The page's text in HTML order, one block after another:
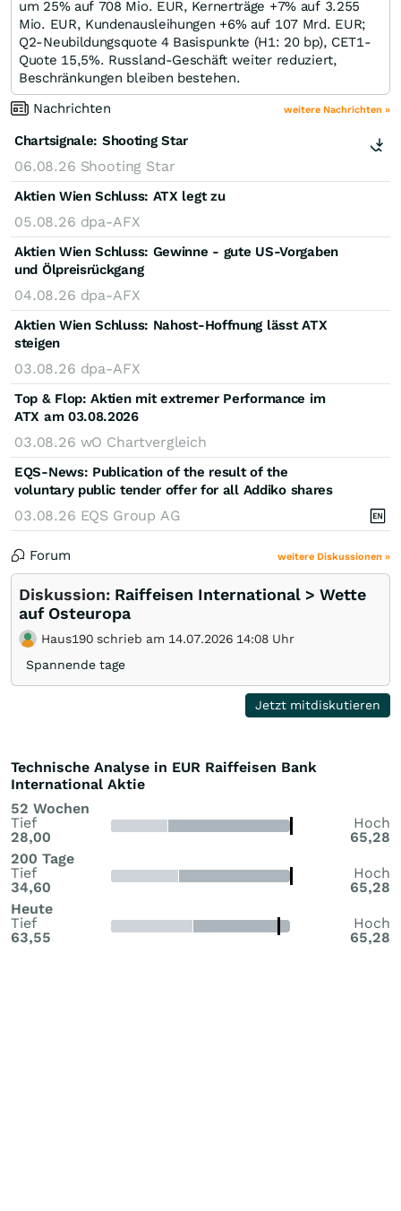
um 25% auf 708 Mio. EUR, Kernerträge +7% auf 3.255
Mio. EUR, Kundenausleihungen +6% auf 107 Mrd. EUR;
Q2-Neubildungsquote 4 Basispunkte (H1: 20 bp), CET1-
Quote 15,5%. Russland-Geschäft weiter reduziert,
Beschränkungen bleiben bestehen.
Nachrichten
weitere Nachrichten »
Chartsignale: Shooting Star
06.08.26 Shooting Star
Aktien Wien Schluss: ATX legt zu
05.08.26 dpa-AFX
Aktien Wien Schluss: Gewinne - gute US-Vorgaben
und Ölpreisrückgang
04.08.26 dpa-AFX
Aktien Wien Schluss: Nahost-Hoffnung lässt ATX
steigen
03.08.26 dpa-AFX
Top & Flop: Aktien mit extremer Performance im
ATX am 03.08.2026
03.08.26 wO Chartvergleich
EQS-News: Publication of the result of the
voluntary public tender offer for all Addiko shares
03.08.26 EQS Group AG
Forum weitere Diskussionen »
Diskussion: Raiffeisen International > Wette
auf Osteuropa
Haus190 schrieb am 14.07.2026 14:08 Uhr
Spannende tage
Jetzt mitdiskutieren
Technische Analyse in EUR Raiffeisen Bank
International Aktie
52 Wochen
Tief
28,00
Hoch
65,28
200 Tage
Tief
34,60
Hoch
65,28
Heute
Tief
63,55
Hoch
65,28